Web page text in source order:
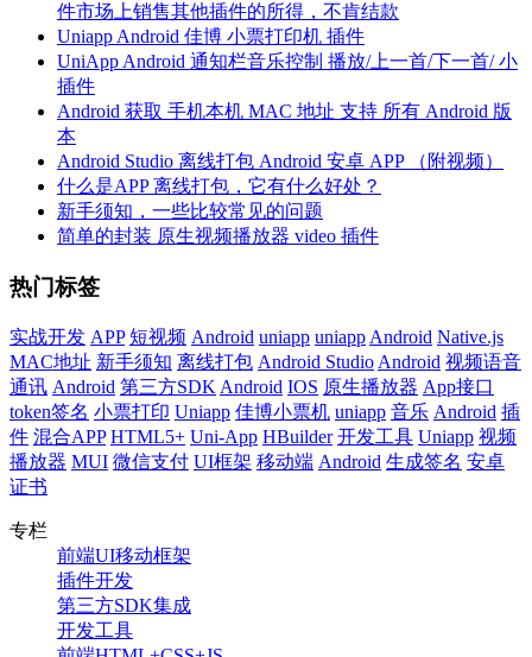
件市场上销售其他插件的所得，不肯结款
Uniapp Android 佳博 小票打印机 插件
UniApp Android 通知栏音乐控制 播放/上一首/下一首/ 小
插件
Android 获取 手机本机 MAC 地址 支持 所有 Android 版
本
Android Studio 离线打包 Android 安卓 APP （附视频）
什么是APP 离线打包，它有什么好处？
新手须知，一些比较常见的问题
简单的封装 原生视频播放器 video 插件
热门标签
实战开发 APP 短视频 Android uniapp uniapp Android Native.js
MAC地址 新手须知 离线打包 Android Studio Android 视频语音
通讯 Android 第三方SDK Android IOS 原生播放器 App接口
token签名 小票打印 Uniapp 佳博小票机 uniapp 音乐 Android 插
件 混合APP HTML5+ Uni-App HBuilder 开发工具 Uniapp 视频
播放器 MUI 微信支付 UI框架 移动端 Android 生成签名 安卓
证书
专栏
前端UI移动框架
插件开发
第三方SDK集成
开发工具